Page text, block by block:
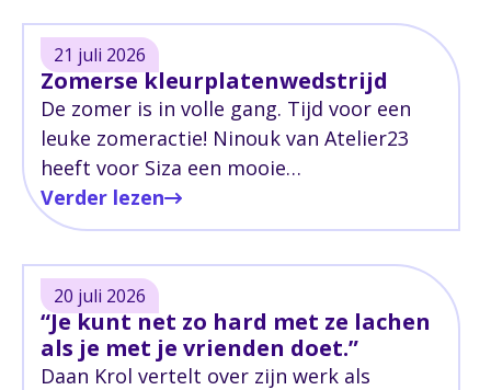
Zomerse kleurplatenwedstrijd
21 juli 2026
De zomer is in volle gang. Tijd voor een
leuke zomeractie! Ninouk van Atelier23
heeft voor Siza een mooie
zomerkleurplaat gemaakt. En jij mag die
inkleuren!
Verder lezen
“Je kunt net zo hard met ze lachen
als je met je vrienden doet.”
20 juli 2026
Daan Krol vertelt over zijn werk als